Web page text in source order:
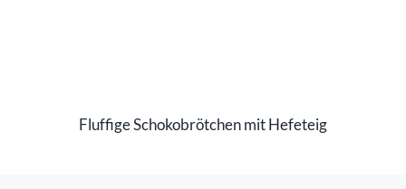
Fluffige Schokobrötchen mit Hefeteig